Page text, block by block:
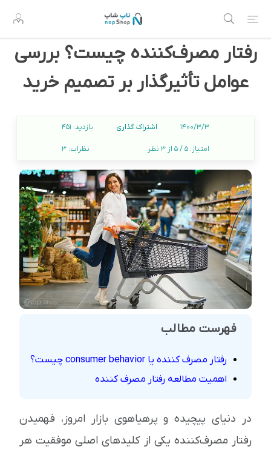
رفتار مصرف‌کننده چیست؟ بررسی
عوامل تأثیرگذار بر تصمیم خرید
1400/3/3 اشتراک گذاری بازدید: 451
امتیاز: 5 / 5 از 3 نظر نظرات:3
فهرست مطالب
رفتار مصرف کننده یا consumer behavior چیست؟
اهمیت مطالعه رفتار مصرف کننده
در دنیای پیچیده و پرهیاهوی بازار امروز، فهمیدن
رفتار مصرف‌کننده یکی از کلیدهای اصلی موفقیت هر